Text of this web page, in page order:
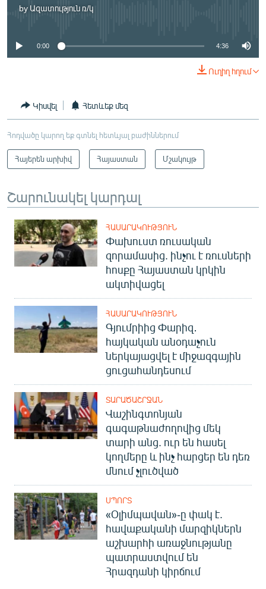
by Ազատություն ռ/կ
No media source currently available
0:00 4:36
Ուղիղ հղում
Կիսվել Հետևեք մեզ
Հոդվածը կարող եք գտնել հետևյալ բաժիններում
Հայերեն արխիվ Հայաստան Մշակույթ
Շարունակել կարդալ
ՀԱՍԱՐԱԿՈՒԹՅՈՒՆ
Փախուստ ռուսական
զորամասից. ինչու է ռուսների
հոսքը Հայաստան կրկին
ակտիվացել
ՀԱՍԱՐԱԿՈՒԹՅՈՒՆ
Գյումրիից Փարիզ․
հայկական անօդաչուն
ներկայացվել է միջազգային
ցուցահանդեսում
ՏԱՐԱԾԱՇՐՋԱՆ
Վաշինգտոնյան
գագաթնաժողովից մեկ
տարի անց. ուր են հասել
կողմերը և ինչ հարցեր են դեռ
մնում չլուծված
ՍՊՈՐՏ
«Օլիմպավան»-ը փակ է.
հավաքականի մարզիկներն
աշխարհի առաջնությանը
պատրաստվում են
Հրազդանի կիրճում